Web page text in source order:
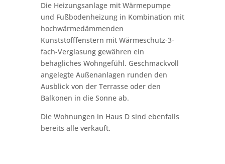
Die Heizungsanlage mit Wärmepumpe
und Fußbodenheizung in Kombination mit
hochwärmedämmenden
Kunststofffenstern mit Wärmeschutz-3-
fach-Verglasung gewähren ein
behagliches Wohngefühl. Geschmackvoll
angelegte Außenanlagen runden den
Ausblick von der Terrasse oder den
Balkonen in die Sonne ab.
Die Wohnungen in Haus D sind ebenfalls
bereits alle verkauft.